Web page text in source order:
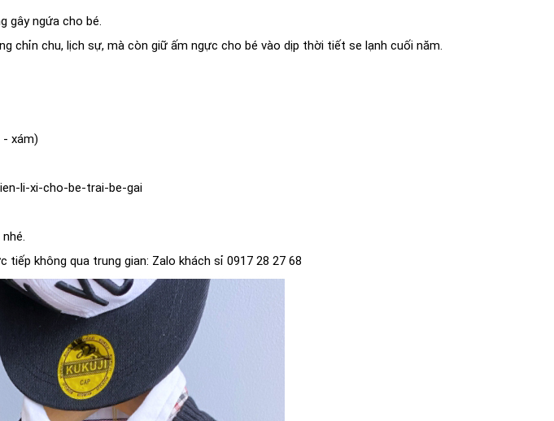
gây ngứa cho bé.
chỉn chu, lịch sự, mà còn giữ ấm ngực cho bé vào dịp thời tiết se lạnh cuối năm.
- xám)
li-xi-cho-be-trai-be-gai
không qua trung gian: Zalo khách sỉ 0917 28 27 68